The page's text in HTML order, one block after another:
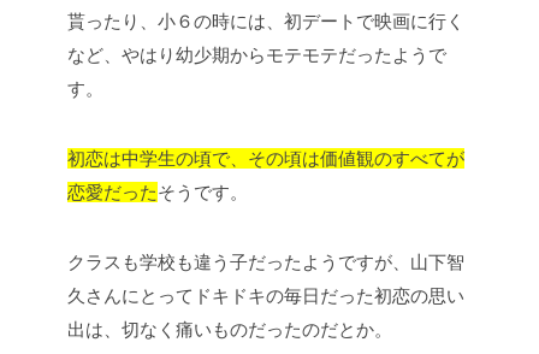
貰ったり、小６の時には、初デートで映画に行く
など、やはり幼少期からモテモテだったようで
す。
初恋は中学生の頃で、その頃は価値観のすべてが
恋愛だったそうです。
クラスも学校も違う子だったようですが、山下智
久さんにとってドキドキの毎日だった初恋の思い
出は、切なく痛いものだったのだとか。